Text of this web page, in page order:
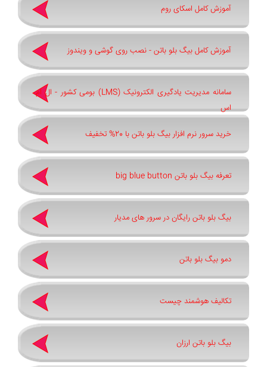
آموزش کامل اسکای روم
آموزش کامل بیگ بلو باتن - نصب روی گوشی و ویندوز
سامانه مدیریت یادگیری الکترونیک (LMS) بومی کشور - ال ام
اس
خرید سرور نرم افزار بیگ بلو باتن با 20% تخفیف
تعرفه بیگ بلو باتن big blue button
بیگ بلو باتن رایگان در سرور های مدیار
دمو بیگ بلو باتن
تکالیف هوشمند چیست
بیگ بلو باتن ارزان